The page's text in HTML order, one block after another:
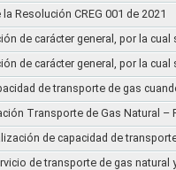
Resolución CREG 001 de 2021
de carácter general, por la
de carácter general, por la
de transporte de gas
Transporte de Gas Natural –
de capacidad de
de transporte de gas